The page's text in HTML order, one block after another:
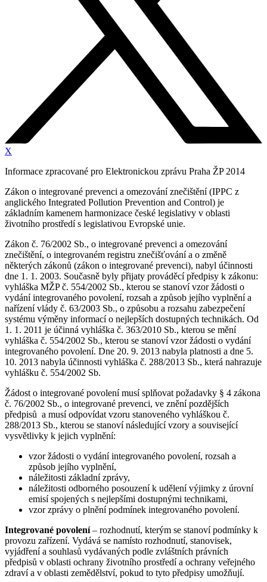
X
Informace zpracované pro Elektronickou zprávu Praha ŽP 2014
Zákon o integrované prevenci a omezování znečištění (IPPC z
anglického Integrated Pollution Prevention and Control) je
základním kamenem harmonizace české legislativy v oblasti
životního prostředí s legislativou Evropské unie.
Zákon č. 76/2002 Sb., o integrované prevenci a omezování
znečištění, o integrovaném registru znečišťování a o změně
některých zákonů (zákon o integrované prevenci), nabyl účinnosti
dne 1. 1. 2003. Současně byly přijaty prováděcí předpisy k zákonu:
vyhláška MŽP č. 554/2002 Sb., kterou se stanoví vzor žádosti o
vydání integrovaného povolení, rozsah a způsob jejího vyplnění a
nařízení vlády č. 63/2003 Sb., o způsobu a rozsahu zabezpečení
systému výměny informací o nejlepších dostupných technikách. Od
1. 1. 2011 je účinná vyhláška č. 363/2010 Sb., kterou se mění
vyhláška č. 554/2002 Sb., kterou se stanoví vzor žádosti o vydání
integrovaného povolení. Dne 20. 9. 2013 nabyla platnosti a dne 5.
10. 2013 nabyla účinnosti vyhláška č. 288/2013 Sb., která nahrazuje
vyhlášku č. 554/2002 Sb.
Žádost o integrované povolení musí splňovat požadavky § 4 zákona
č. 76/2002 Sb., o integrované prevenci, ve znění pozdějších
předpisů a musí odpovídat vzoru stanoveného vyhláškou č.
288/2013 Sb., kterou se stanoví následující vzory a související
vysvětlivky k jejich vyplnění:
vzor žádosti o vydání integrovaného povolení, rozsah a
způsob jejího vyplnění,
náležitosti základní zprávy,
náležitosti odborného posouzení k udělení výjimky z úrovní
emisí spojených s nejlepšími dostupnými technikami,
vzor zprávy o plnění podmínek integrovaného povolení.
Integrované povolení– rozhodnutí, kterým se stanoví podmínky k
provozu zařízení. Vydává se namísto rozhodnutí, stanovisek,
vyjádření a souhlasů vydávaných podle zvláštních právních
předpisů v oblasti ochrany životního prostředí a ochrany veřejného
zdraví a v oblasti zemědělství, pokud to tyto předpisy umožňují.